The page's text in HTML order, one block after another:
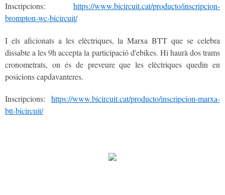
Inscripcions: https://www.bicircuit.cat/producto/inscripcion-
brompton-wc-bicircuit/
I els aficionats a les elèctriques, la Marxa BTT que se celebra
dissabte a les 9h accepta la participació d'ebikes. Hi haurà dos trams
cronometrats, on és de preveure que les elèctriques quedin en
posicions capdavanteres.
Inscripcions: https://www.bicircuit.cat/producto/inscripcion-marxa-
btt-bicircuit/